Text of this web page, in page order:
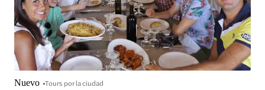
Nuevo Tours por la ciudad